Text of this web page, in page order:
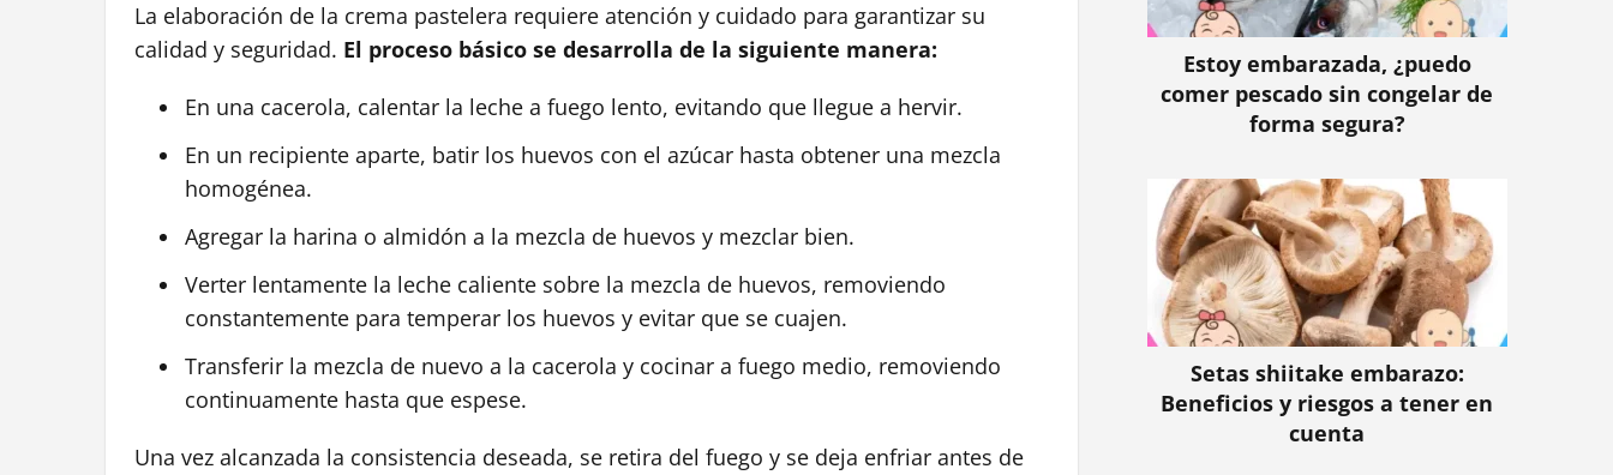
La elaboración de la crema pastelera requiere atención y cuidado para garantizar su
calidad y seguridad. El proceso básico se desarrolla de la siguiente manera:
En una cacerola, calentar la leche a fuego lento, evitando que llegue a hervir.
En un recipiente aparte, batir los huevos con el azúcar hasta obtener una mezcla
homogénea.
Agregar la harina o almidón a la mezcla de huevos y mezclar bien.
Verter lentamente la leche caliente sobre la mezcla de huevos, removiendo
constantemente para temperar los huevos y evitar que se cuajen.
Transferir la mezcla de nuevo a la cacerola y cocinar a fuego medio, removiendo
continuamente hasta que espese.
Una vez alcanzada la consistencia deseada, se retira del fuego y se deja enfriar antes de
Estoy embarazada, ¿puedo
comer pescado sin congelar de
forma segura?
Setas shiitake embarazo:
Beneficios y riesgos a tener en
cuenta